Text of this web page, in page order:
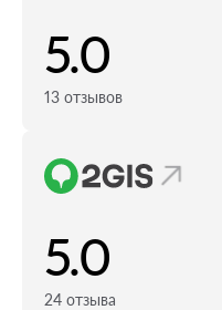
5.0
13 отзывов
5.0
24 отзыва